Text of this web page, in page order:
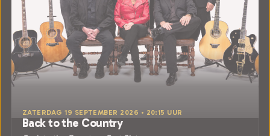
ZATERDAG 19 SEPTEMBER 2026 • 20:15 UUR
Back to the Country